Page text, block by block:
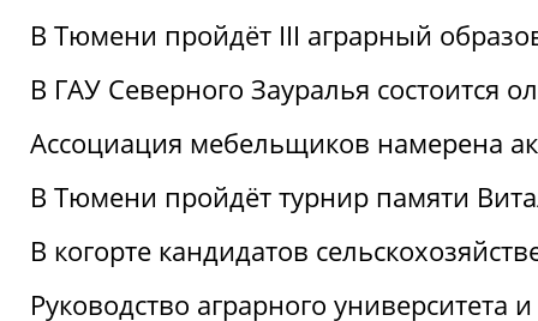
В Тюмени пройдёт III аграрный
В ГАУ Северного Зауралья состоится
Ассоциация мебельщиков намерена
В Тюмени пройдёт турнир памяти
В когорте кандидатов
Руководство аграрного